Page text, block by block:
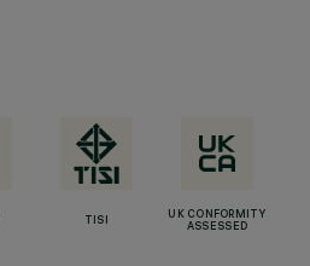
TISI
UK CONFORMITY
ASSESSED